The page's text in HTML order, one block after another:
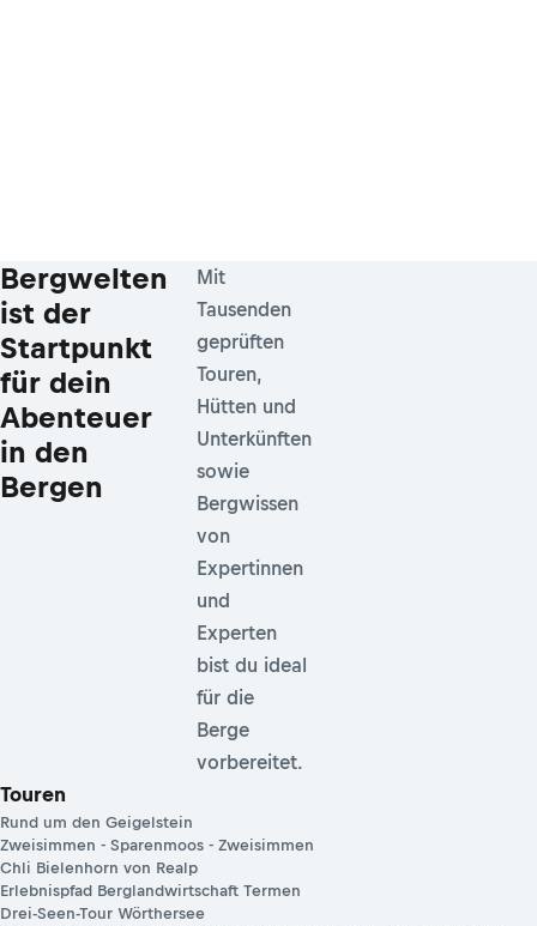
Bergwelten
ist der
Startpunkt
für dein
Abenteuer
in den
Bergen
Mit
Tausenden
geprüften
Touren,
Hütten und
Unterkünften
sowie
Bergwissen
von
Expertinnen
und
Experten
bist du ideal
für die
Berge
vorbereitet.
Touren
Rund um den Geigelstein
Zweisimmen - Sparenmoos - Zweisimmen
Chli Bielenhorn von Realp
Erlebnispfad Berglandwirtschaft Termen
Drei-Seen-Tour Wörthersee